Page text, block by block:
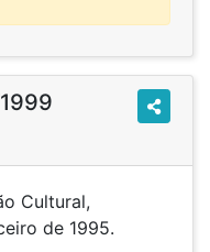
Cultural,
de 1995.